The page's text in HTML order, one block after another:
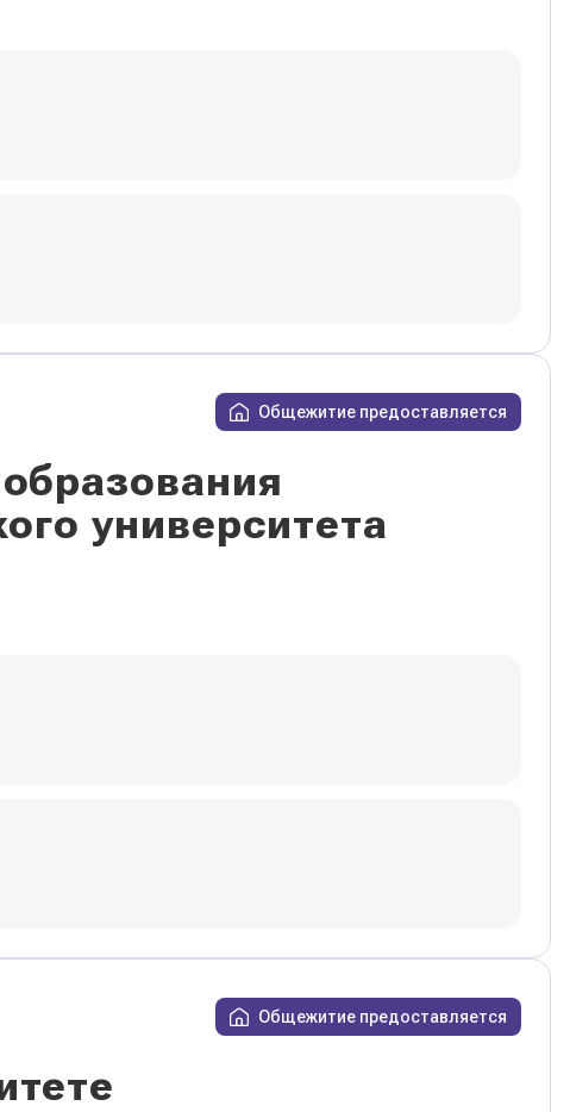
Общежитие предоставляется
университета
Общежитие предоставляется